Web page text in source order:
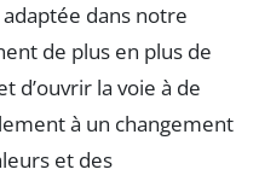
dans notre
de plus en plus de
d’ouvrir la voie à de
à un changement
et des